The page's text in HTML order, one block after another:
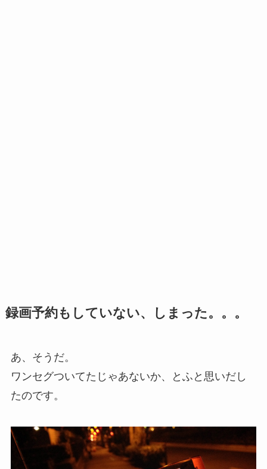
録画予約もしていない、しまった。。。
あ、そうだ。
ワンセグついてたじゃあないか、とふと思いだし
たのです。